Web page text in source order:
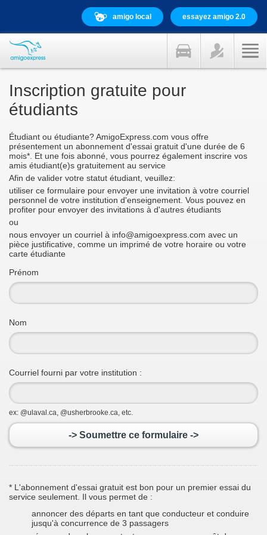
amigo local essayez amigo 2.0
Inscription gratuite pour
étudiants
Étudiant ou étudiante? AmigoExpress.com vous offre
présentement un abonnement d'essai gratuit d'une durée de 6
mois*. Et une fois abonné, vous pourrez également inscrire vos
amis étudiant(e)s gratuitement au service
Afin de valider votre statut étudiant, veuillez:
utiliser ce formulaire pour envoyer une invitation à votre courriel
personnel de votre institution d'enseignement. Vous pouvez en
profiter pour envoyer des invitations à d'autres étudiants
ou
nous envoyer un courriel à info@amigoexpress.com avec un
pièce justificative, comme un imprimé de votre horaire ou votre
carte étudiante
Prénom
Nom
Courriel fourni par votre institution :
ex: @ulaval.ca, @usherbrooke.ca, etc.
-> Soumettre ce formulaire ->
* L'abonnement d'essai gratuit est bon pour un premier essai du
service seulement. Il vous permet de :
annoncer des départs en tant que conducteur et conduire
jusqu'à concurrence de 3 passagers